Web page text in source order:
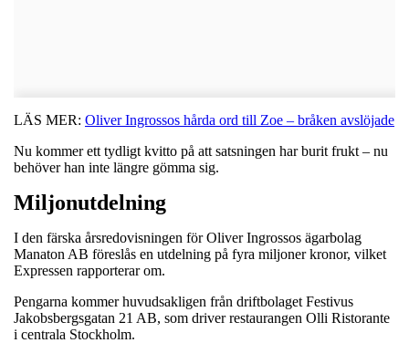
LÄS MER: Oliver Ingrossos hårda ord till Zoe – bråken avslöjade
Nu kommer ett tydligt kvitto på att satsningen har burit frukt – nu
behöver han inte längre gömma sig.
Miljonutdelning
I den färska årsredovisningen för Oliver Ingrossos ägarbolag
Manaton AB föreslås en utdelning på fyra miljoner kronor, vilket
Expressen rapporterar om.
Pengarna kommer huvudsakligen från driftbolaget Festivus
Jakobsbergsgatan 21 AB, som driver restaurangen Olli Ristorante
i centrala Stockholm.